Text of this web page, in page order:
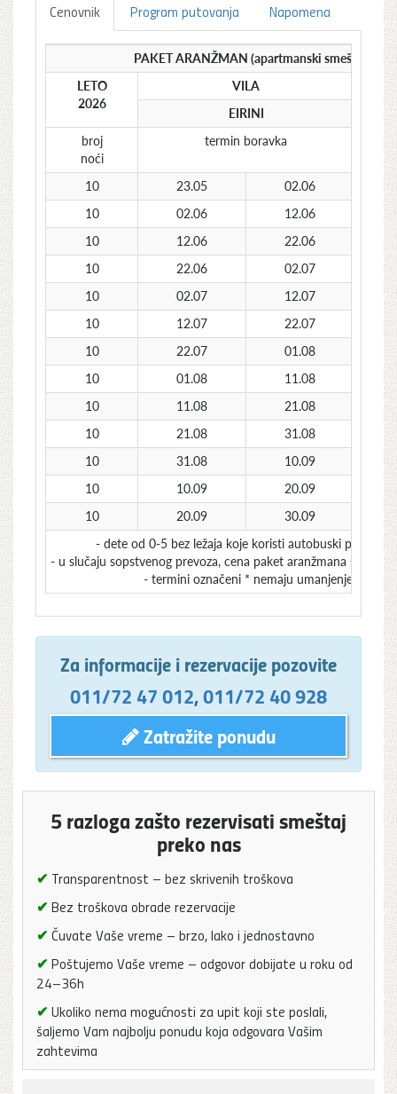
Cenovnik Program putovanja Napomena
PAKET ARANŽMAN (apartmanski smeštaj i
LETO
2026
VILA
EIRINI
broj
noći
termin boravka
10 23.05 02.06
10
02.06 12.06
10
12.06 22.06
10
22.06 02.07
10
02.07 12.07
10
12.07 22.07
10
22.07 01.08
10
01.08 11.08
10
11.08 21.08
10
21.08 31.08
10
31.08 10.09
10
10.09 20.09
10
20.09 30.09
- dete od 0-5 bez ležaja koje koristi autobuski prevoz
- u slučaju sopstvenog prevoza, cena paket aranžmana se
- termini označeni * nemaju umanjenje za
Za informacije i rezervacije pozovite
011/72 47 012,011/72 40 928
Zatražite ponudu
5 razloga zašto rezervisati smeštaj
preko nas
✔ Transparentnost – bez skrivenih troškova
✔ Bez troškova obrade rezervacije
✔ Čuvate Vaše vreme – brzo, lako i jednostavno
✔ Poštujemo Vaše vreme – odgovor dobijate u roku od
24–36h
✔ Ukoliko nema mogućnosti za upit koji ste poslali,
šaljemo Vam najbolju ponudu koja odgovara Vašim
zahtevima